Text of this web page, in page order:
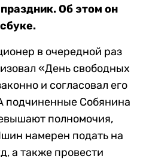
Об этом он
в очередной раз
«День свободных
и согласовал его
подчиненные Собянина
полномочия,
намерен подать на
а также провести